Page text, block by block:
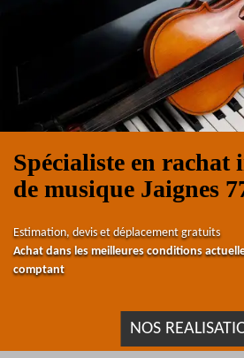
Spécialiste en rachat
de musique Jaignes
Estimation, devis et déplacement gratuits
Achat dans les meilleures conditions
comptant
NOS